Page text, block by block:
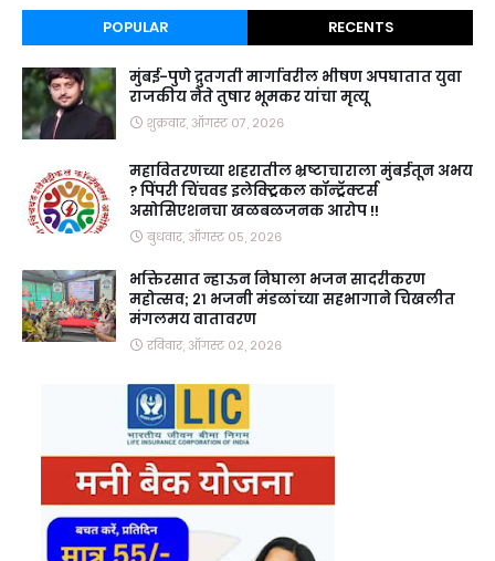
POPULAR RECENTS
मुंबई-पुणे द्रुतगती मार्गावरील भीषण अपघातात युवा
राजकीय नेते तुषार भूमकर यांचा मृत्यू
शुक्रवार, ऑगस्ट ०७, २०२६
महावितरणच्या शहरातील भ्रष्टाचाराला मुंबईतून अभय
? पिंपरी चिंचवड इलेक्ट्रिकल कॉन्ट्रॅक्टर्स
असोसिएशनचा खळबळजनक आरोप !!
बुधवार, ऑगस्ट ०५, २०२६
भक्तिरसात न्हाऊन निघाला भजन सादरीकरण
महोत्सव; २१ भजनी मंडळांच्या सहभागाने चिखलीत
मंगलमय वातावरण
रविवार, ऑगस्ट ०२, २०२६